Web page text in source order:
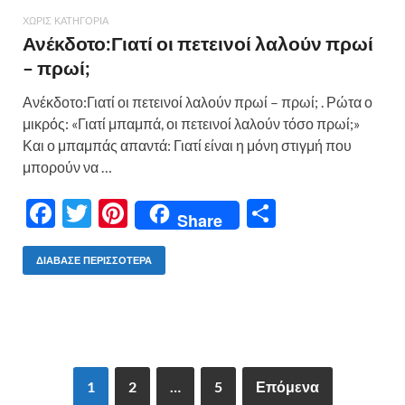
ΧΩΡΊΣ ΚΑΤΗΓΟΡΊΑ
Ανέκδοτο:Γιατί οι πετεινοί λαλούν πρωί
– πρωί;
Ανέκδοτο:Γιατί οι πετεινοί λαλούν πρωί – πρωί; . Ρώτα ο
μικρός: «Γιατί μπαμπά, οι πετεινοί λαλούν τόσο πρωί;»
Και ο μπαμπάς απαντά: Γιατί είναι η μόνη στιγμή που
μπορούν να …
F
ac
e
T
w
itt
Pi
nt
er
Share
τε
ίτ
ΔΙΆΒΑΣΕ ΠΕΡΙΣΣΌΤΕΡΑ
1 2 … 5 Επόμενα